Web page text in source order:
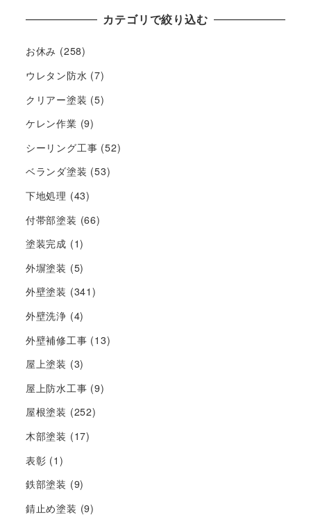
カテゴリで絞り込む
お休み (258)
ウレタン防水 (7)
クリアー塗装 (5)
ケレン作業 (9)
シーリング工事 (52)
ベランダ塗装 (53)
下地処理 (43)
付帯部塗装 (66)
塗装完成 (1)
外塀塗装 (5)
外壁塗装 (341)
外壁洗浄 (4)
外壁補修工事 (13)
屋上塗装 (3)
屋上防水工事 (9)
屋根塗装 (252)
木部塗装 (17)
表彰 (1)
鉄部塗装 (9)
錆止め塗装 (9)